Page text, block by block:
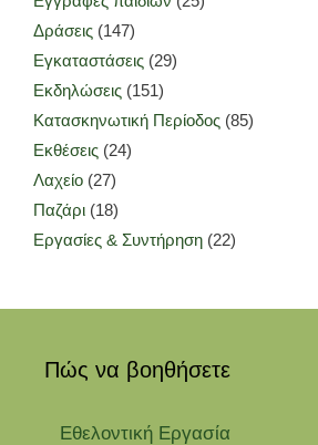
Δράσεις (147)
Εγκαταστάσεις (29)
Εκδηλώσεις (151)
Κατασκηνωτική Περίοδος (85)
Εκθέσεις (24)
Λαχείο (27)
Παζάρι (18)
Εργασίες & Συντήρηση (22)
Πώς να βοηθήσετε
Εθελοντική Εργασία